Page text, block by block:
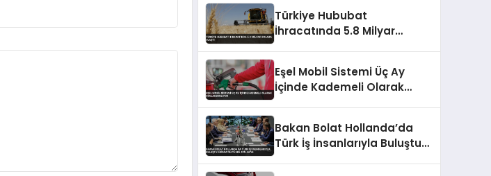
Türkiye Hububat
İhracatında 5.8 Milyar
Eşel Mobil Sistemi Üç Ay
İçinde Kademeli Olarak
Bakan Bolat Hollanda’da
Türk İş İnsanlarıyla Buluştu